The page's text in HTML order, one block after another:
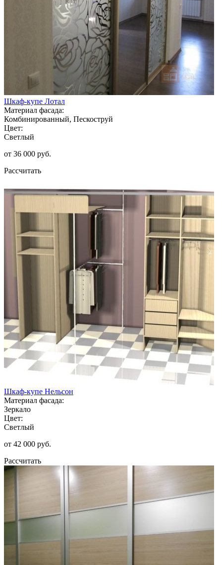
Шкаф-купе Лотал
Материал фасада:
Комбинированный, Пескоструй
Цвет:
Светлый
от 36 000 руб.
Рассчитать
Шкаф-купе Нельсон
Материал фасада:
Зеркало
Цвет:
Светлый
от 42 000 руб.
Рассчитать